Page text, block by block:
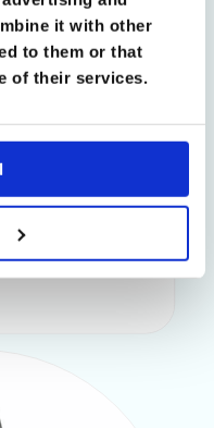
it with other
to them or that
of their services.